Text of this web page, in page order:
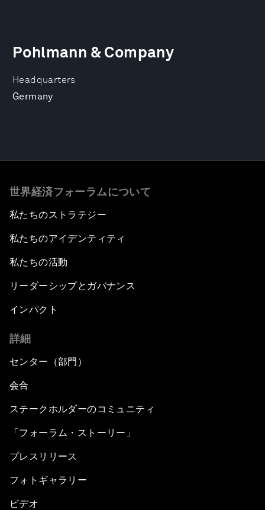
Headquarters
Germany
Pohlmann & Company
世界経済フォーラムについて
私たちのストラテジー
私たちのアイデンティティ
私たちの活動
リーダーシップとガバナンス
インパクト
詳細
センター（部門）
会合
ステークホルダーのコミュニティ
「フォーラム・ストーリー」
プレスリリース
フォトギャラリー
ビデオ